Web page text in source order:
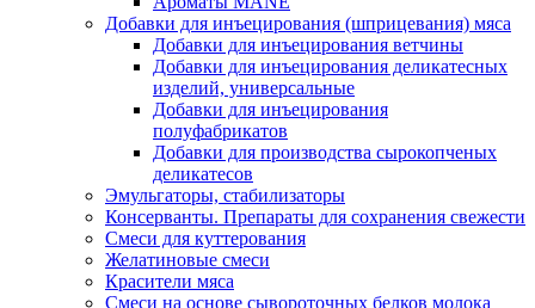
Добавки для инъецирования (шприцевания) мяса
Добавки для инъецирования ветчины
Добавки для инъецирования деликатесных
изделий, универсальные
Добавки для инъецирования
полуфабрикатов
Добавки для производства сырокопченых
деликатесов
Эмульгаторы, стабилизаторы
Консерванты. Препараты для сохранения свежести
Смеси для куттерования
Желатиновые смеси
Красители мяса
Смеси на основе сывороточных белков молока